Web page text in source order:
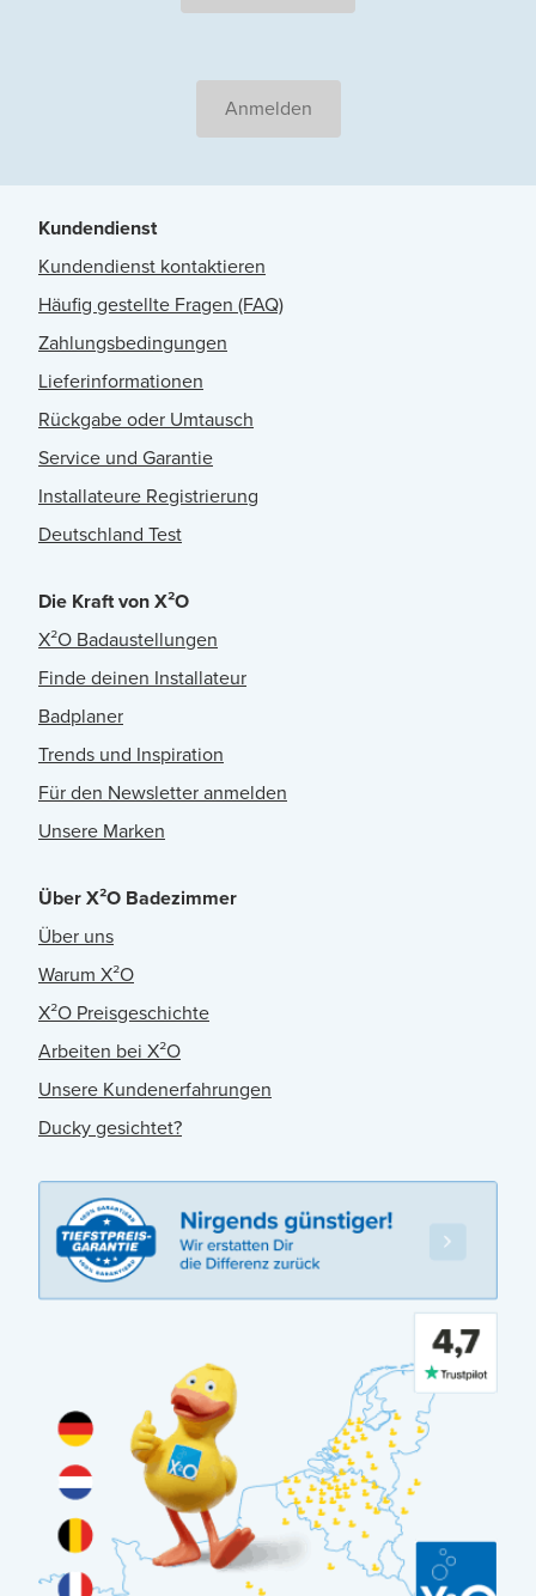
Anmelden
Kundendienst
Kundendienst kontaktieren
Häufig gestellte Fragen (FAQ)
Zahlungsbedingungen
Lieferinformationen
Rückgabe oder Umtausch
Service und Garantie
Installateure Registrierung
Deutschland Test
Die Kraft von X²O
X²O Badaustellungen
Finde deinen Installateur
Badplaner
Trends und Inspiration
Für den Newsletter anmelden
Unsere Marken
Über X²O Badezimmer
Über uns
Warum X²O
X²O Preisgeschichte
Arbeiten bei X²O
Unsere Kundenerfahrungen
Ducky gesichtet?